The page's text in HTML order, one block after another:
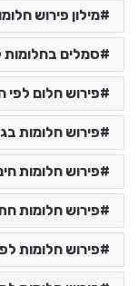
מילון פירוש
סמלים
פירוש חלום
פירוש חלומות
פירוש חלומות
פירוש חלומות
פירוש חלומות